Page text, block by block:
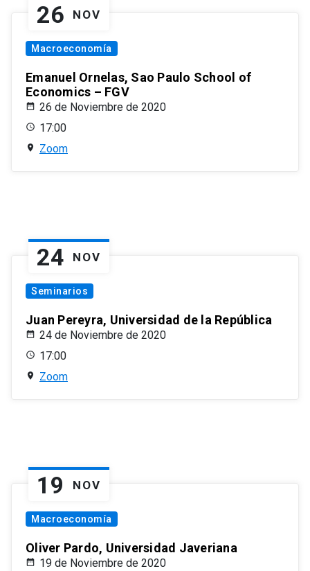
26 NOV
Macroeconomía
Emanuel Ornelas, Sao Paulo School of
Economics – FGV
26 de Noviembre de 2020
17:00
Zoom
24 NOV
Seminarios
Juan Pereyra, Universidad de la República
24 de Noviembre de 2020
17:00
Zoom
19 NOV
Macroeconomía
Oliver Pardo, Universidad Javeriana
19 de Noviembre de 2020